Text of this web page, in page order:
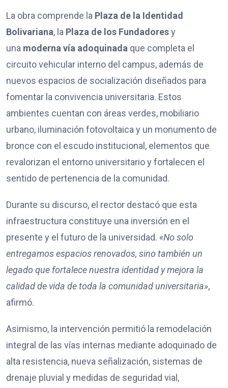
La obra comprende la Plaza de la Identidad
Bolivariana, la Plaza de los Fundadoresy
una moderna vía adoquinada que completa el
circuito vehicular interno del campus, además de
nuevos espacios de socialización diseñados para
fomentar la convivencia universitaria. Estos
ambientes cuentan con áreas verdes, mobiliario
urbano, iluminación fotovoltaica y un monumento de
bronce con el escudo institucional, elementos que
revalorizan el entorno universitario y fortalecen el
sentido de pertenencia de la comunidad.
Durante su discurso, el rector destacó que esta
infraestructura constituye una inversión en el
presente y el futuro de la universidad. «No solo
entregamos espacios renovados, sino también un
legado que fortalece nuestra identidad y mejora la
calidad de vida de toda la comunidad universitaria»,
afirmó.
Asimismo, la intervención permitió la remodelación
integral de las vías internas mediante adoquinado de
alta resistencia, nueva señalización, sistemas de
drenaje pluvial y medidas de seguridad vial,